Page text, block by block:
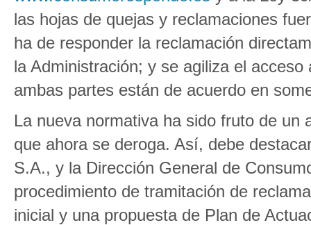
las hojas de quejas y reclamaciones
ha de responder la reclamación
la Administración; y se agiliza el
ambas partes están de acuerdo en
La nueva normativa ha sido fruto de un
que ahora se deroga. Así, debe
S.A., y la Dirección General de
procedimiento de tramitación de
inicial y una propuesta de Plan de